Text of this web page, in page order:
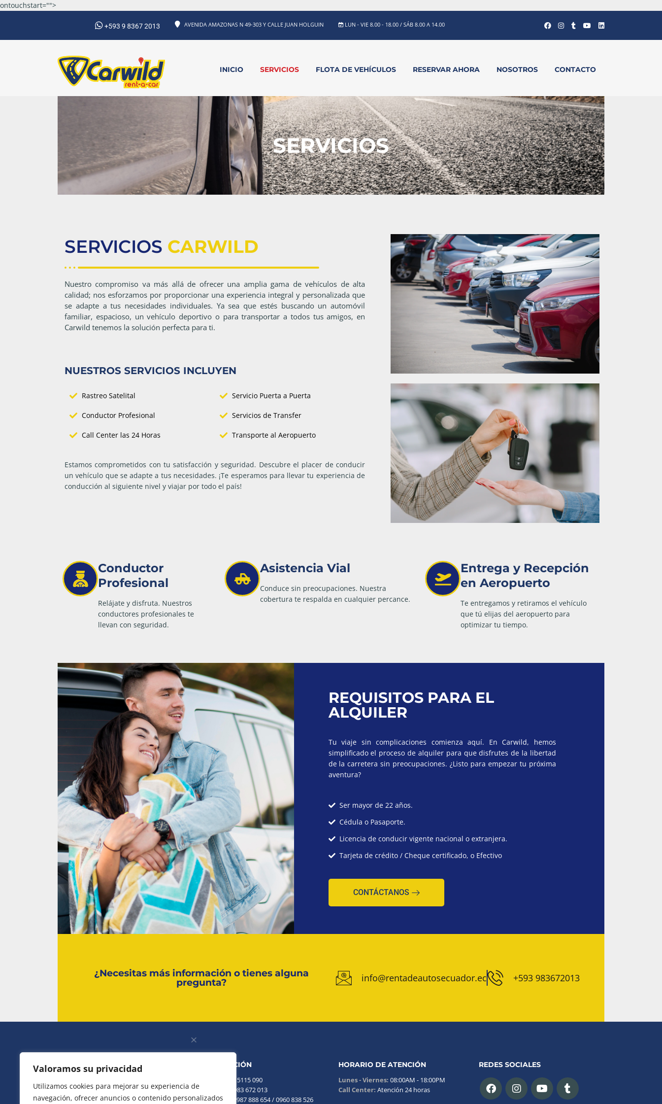
Valoramos su privacidad
Utilizamos cookies para mejorar su experiencia de
navegación, ofrecer anuncios o contenido personalizados
ontouchstart="">
LUN - VIE 8.00 - 18.00 / SÁB 8.00 A 14.00
AVENIDA AMAZONAS N 49-303 Y CALLE JUAN HOLGUIN
+593 9 8367 2013
INICIO SERVICIOS FLOTA DE VEHÍCULOS RESERVAR AHORA NOSOTROS CONTACTO
SERVICIOS
SERVICIOS CARWILD
Nuestro compromiso va más allá de ofrecer una amplia gama de vehículos de alta
calidad; nos esforzamos por proporcionar una experiencia integral y personalizada que
se adapte a tus necesidades individuales. Ya sea que estés buscando un automóvil
familiar, espacioso, un vehículo deportivo o para transportar a todos tus amigos, en
Carwild tenemos la solución perfecta para ti.
NUESTROS SERVICIOS INCLUYEN
Rastreo Satelital
Conductor Profesional
Call Center las 24 Horas
Servicio Puerta a Puerta
Servicios de Transfer
Transporte al Aeropuerto
Estamos comprometidos con tu satisfacción y seguridad. Descubre el placer de conducir
un vehículo que se adapte a tus necesidades. ¡Te esperamos para llevar tu experiencia de
conducción al siguiente nivel y viajar por todo el país!
Conductor
Profesional
Relájate y disfruta. Nuestros
conductores profesionales te
llevan con seguridad.
Asistencia Vial
Conduce sin preocupaciones. Nuestra
cobertura te respalda en cualquier percance.
Entrega y Recepción
en Aeropuerto
Te entregamos y retiramos el vehículo
que tú elijas del aeropuerto para
optimizar tu tiempo.
REQUISITOS PARA EL
ALQUILER
Tu viaje sin complicaciones comienza aquí. En Carwild, hemos
simplificado el proceso de alquiler para que disfrutes de la libertad
de la carretera sin preocupaciones. ¿Listo para empezar tu próxima
aventura?
Ser mayor de 22 años.
Cédula o Pasaporte.
Licencia de conducir vigente nacional o extranjera.
Tarjeta de crédito / Cheque certificado, o Efectivo
CONTÁCTANOS
¿Necesitas más información o tienes alguna
pregunta?
info@rentadeautosecuador.ec +593 983672013
SOBRE CARWILD
vehículos por más de 12 años, siendo
nuestra principal función dar siempre el
INFORMACIÓN
(02) 5115 090
Principal:
0983 672 013
Teléfonos:
0987 888 654 / 0960 838 526
HORARIO DE ATENCIÓN
Lunes - Viernes: 08:00AM - 18:00PM
Call Center: Atención 24 horas
REDES SOCIALES